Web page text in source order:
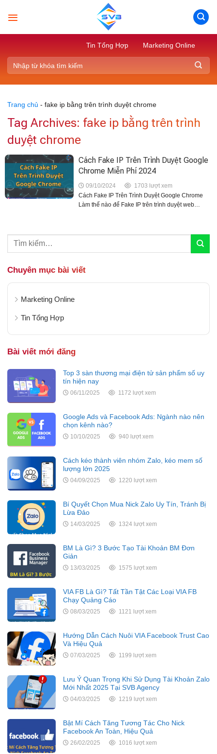
Tin Tổng Hợp Marketing Online
Trang chủ - fake ip bằng trên trình duyệt chrome
Tag Archives: fake ip bằng trên trình
duyệt chrome
Cách Fake IP Trên Trình Duyệt Google
Chrome Miễn Phí 2024
09/10/2024
1703 lượt xem
Cách Fake IP Trên Trình Duyệt Google Chrome
Làm thế nào để Fake IP trên trình duyệt web
Chuyên mục bài viết
Marketing Online
Tin Tổng Hợp
Bài viết mới đăng
Top 3 sàn thương mại điện tử sản phẩm số uy
tín hiện nay
06/11/2025 1172 lượt xem
Google Ads và Facebook Ads: Ngành nào nên
chọn kênh nào?
10/10/2025 940 lượt xem
Cách kéo thành viên nhóm Zalo, kéo mem số
lượng lớn 2025
04/09/2025 1220 lượt xem
Bí Quyết Chọn Mua Nick Zalo Uy Tín, Tránh Bị
Lừa Đảo
14/03/2025 1324 lượt xem
BM Là Gì? 3 Bước Tạo Tài Khoản BM Đơn
Giản
13/03/2025 1575 lượt xem
VIA FB Là Gì? Tất Tần Tật Các Loại VIA FB
Chạy Quảng Cáo
08/03/2025 1121 lượt xem
Hướng Dẫn Cách Nuôi VIA Facebook Trust Cao
Và Hiệu Quả
07/03/2025 1199 lượt xem
Lưu Ý Quan Trọng Khi Sử Dụng Tài Khoản Zalo
Mới Nhất 2025 Tại SVB Agency
04/03/2025 1219 lượt xem
Bật Mí Cách Tăng Tương Tác Cho Nick
Facebook An Toàn, Hiệu Quả
26/02/2025 1016 lượt xem